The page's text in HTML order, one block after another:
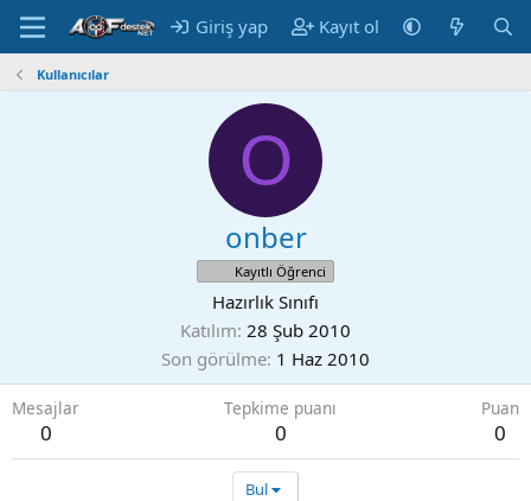
Giriş yap Kayıt ol
Kullanıcılar
O
onber
Kayıtlı Öğrenci
Hazırlık Sınıfı
Katılım 28 Şub 2010
Son görülme 1 Haz 2010
Mesajlar
0
Tepkime puanı
0
Puan
0
Bul